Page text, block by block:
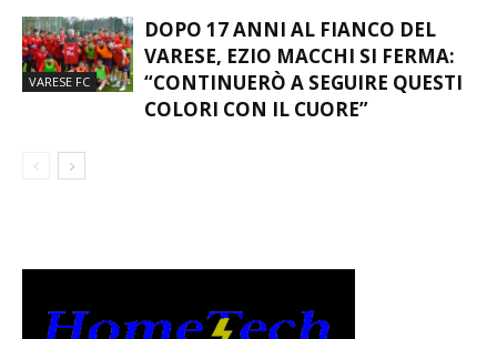
VARESE FC
DOPO 17 ANNI AL FIANCO DEL
VARESE, EZIO MACCHI SI FERMA:
“CONTINUERÒ A SEGUIRE QUESTI
COLORI CON IL CUORE”